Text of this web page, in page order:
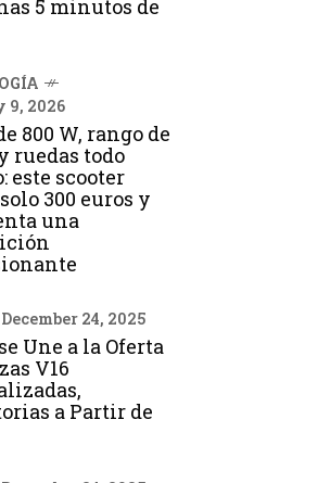
5 minutos de
9, 2026
800 W, rango de
ruedas todo
este scooter
300 euros y
una
December 24, 2025
Une a la Oferta
V16
a Partir de